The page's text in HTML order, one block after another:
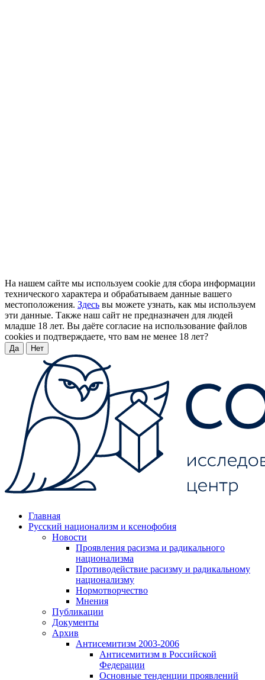
На нашем сайте мы используем cookie для сбора информации
технического характера и обрабатываем данные вашего
местоположения. Здесь вы можете узнать, как мы используем
эти данные. Также наш сайт не предназначен для людей
младше 18 лет. Вы даёте согласие на использование файлов
cookies и подтверждаете, что вам не менее 18 лет?
Да Нет
Главная
Русский национализм и ксенофобия
Новости
Проявления расизма и радикального
национализма
Противодействие расизму и радикальному
национализму
Нормотворчество
Мнения
Публикации
Документы
Архив
Антисемитизм 2003-2006
Антисемитизм в Российской
Федерации
Основные тенденции проявлений